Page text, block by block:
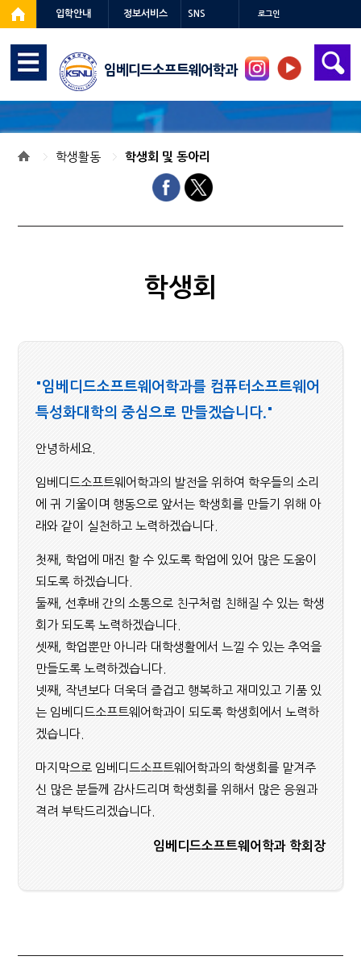
입학안내 정보서비스 SNS 로그인
임베디드소프트웨어학과
학생활동 학생회 및 동아리
학생회
"임베디드소프트웨어학과를 컴퓨터소프트웨어
특성화대학의 중심으로 만들겠습니다."
안녕하세요.
임베디드소프트웨어학과의 발전을 위하여 학우들의 소리
에 귀 기울이며 행동으로 앞서는 학생회를 만들기 위해 아
래와 같이 실천하고 노력하겠습니다.
첫째, 학업에 매진 할 수 있도록 학업에 있어 많은 도움이
되도록 하겠습니다.
둘째, 선후배 간의 소통으로 친구처럼 친해질 수 있는 학생
회가 되도록 노력하겠습니다.
셋째, 학업뿐만 아니라 대학생활에서 느낄 수 있는 추억을
만들도록 노력하겠습니다.
넷째, 작년보다 더욱더 즐겁고 행복하고 재미있고 기품 있
는 임베디드소프트웨어학과이 되도록 학생회에서 노력하
겠습니다.
마지막으로 임베디드소프트웨어학과의 학생회를 맡겨주
신 많은 분들께 감사드리며 학생회를 위해서 많은 응원과
격려 부탁드리겠습니다.
임베디드소프트웨어학과 학회장